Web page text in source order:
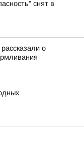
снят в
о